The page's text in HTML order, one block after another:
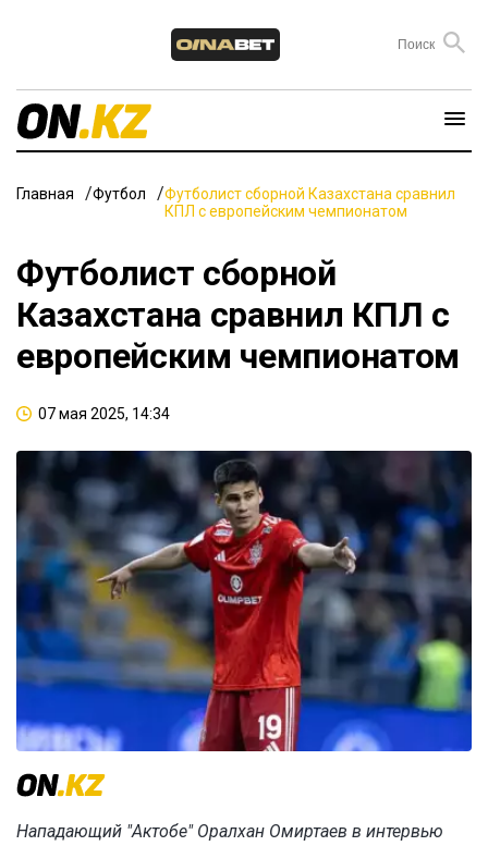
Главная Футбол
Футболист сборной Казахстана сравнил
КПЛ с европейским чемпионатом
Футболист сборной
Казахстана сравнил КПЛ с
европейским чемпионатом
07 мая 2025, 14:34
Нападающий "Актобе" Оралхан Омиртаев в интервью